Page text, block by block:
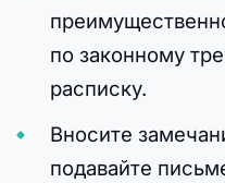
по законному
расписку.
Вносите
подавайте